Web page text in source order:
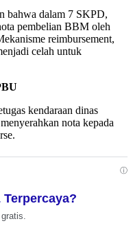
bahwa dalam 7 SKPD,
pembelian BBM oleh
reimbursement,
celah untuk
kendaraan dinas
nota kepada
ⓘ